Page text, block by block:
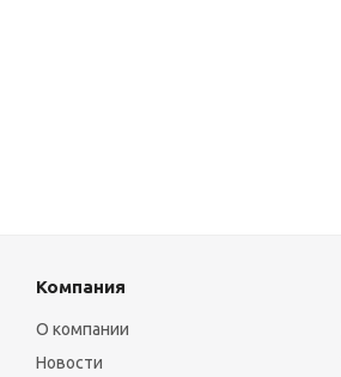
Компания
О компании
Новости